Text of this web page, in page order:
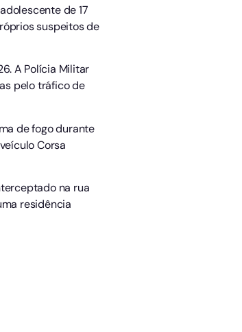
de 17
suspeitos de
A Polícia Militar
pelo tráfico de
de fogo durante
Corsa
na rua
residência